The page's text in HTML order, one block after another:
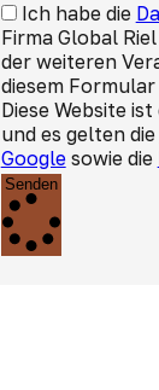
Ich habe die
Firma Global
der weiteren
diesem Formular
Diese Website
und es gelten die
Googlesowie die
Senden